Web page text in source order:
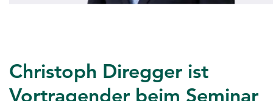
Christoph Diregger ist
Vortragender beim Seminar